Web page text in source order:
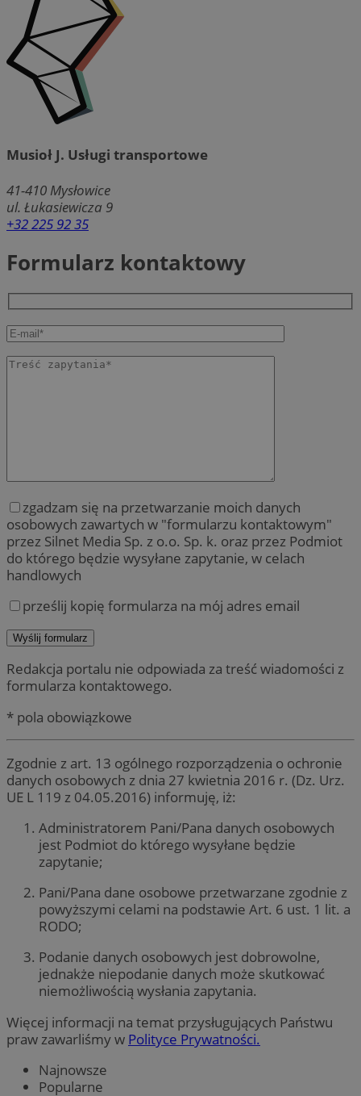
Musioł J. Usługi transportowe
41-410 Mysłowice
ul. Łukasiewicza 9
+32 225 92 35
Formularz kontaktowy
zgadzam się na przetwarzanie moich danych
osobowych zawartych w "formularzu kontaktowym"
przez Silnet Media Sp. z o.o. Sp. k. oraz przez Podmiot
do którego będzie wysyłane zapytanie, w celach
handlowych
prześlij kopię formularza na mój adres email
Redakcja portalu nie odpowiada za treść wiadomości z
formularza kontaktowego.
* pola obowiązkowe
Zgodnie z art. 13 ogólnego rozporządzenia o ochronie
danych osobowych z dnia 27 kwietnia 2016 r. (Dz. Urz.
UE L 119 z 04.05.2016) informuję, iż:
Administratorem Pani/Pana danych osobowych
jest Podmiot do którego wysyłane będzie
zapytanie;
Pani/Pana dane osobowe przetwarzane zgodnie z
powyższymi celami na podstawie Art. 6 ust. 1 lit. a
RODO;
Podanie danych osobowych jest dobrowolne,
jednakże niepodanie danych może skutkować
niemożliwością wysłania zapytania.
Więcej informacji na temat przysługujących Państwu
praw zawarliśmy w Polityce Prywatności.
Najnowsze
Popularne